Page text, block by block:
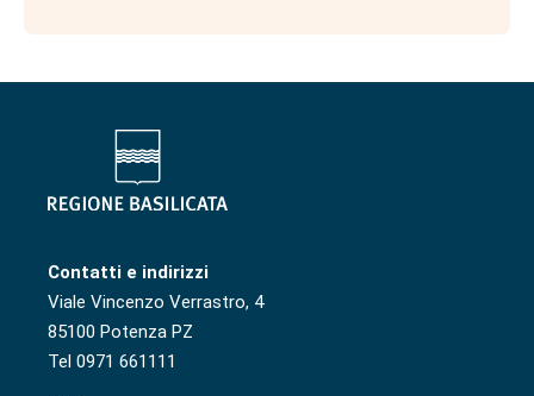
Contatti e indirizzi
Viale Vincenzo Verrastro, 4
85100 Potenza PZ
Tel 0971 661111